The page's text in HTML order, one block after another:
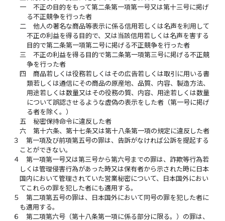
一
不正の目的をもって第二条第一項第一号又は第十三号に掲げ
る不正競争を行った者
二
他人の著名な商品等表示に係る信用若しくは名声を利用して
不正の利益を得る目的で、又は当該信用若しくは名声を害する
目的で第二条第一項第二号に掲げる不正競争を行った者
三
不正の利益を得る目的で第二条第一項第三号に掲げる不正競
争を行った者
四
商品若しくは役務若しくはその広告若しくは取引に用いる書
類若しくは通信にその商品の原産地、品質、内容、製造方法、
用途若しくは数量又はその役務の質、内容、用途若しくは数量
について誤認させるような虚偽の表示をした者（第一号に掲げ
る者を除く。）
五
秘密保持命令に違反した者
六
第十六条、第十七条又は第十八条第一項の規定に違反した者
３
第一項及び前項第五号の罪は、告訴がなければ公訴を提起する
ことができない。
４
第一項第一号又は第三号から第六号までの罪は、詐欺等行為若
しくは管理侵害行為があった時又は保有者から示された時に日本
国内において管理されていた営業秘密について、日本国外におい
てこれらの罪を犯した者にも適用する。
５
第二項第五号の罪は、日本国外において同号の罪を犯した者に
も適用する。
６
第二項第六号（第十八条第一項に係る部分に限る。）の罪は、